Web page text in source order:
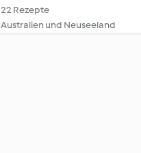
22 Rezepte
Australien und Neuseeland